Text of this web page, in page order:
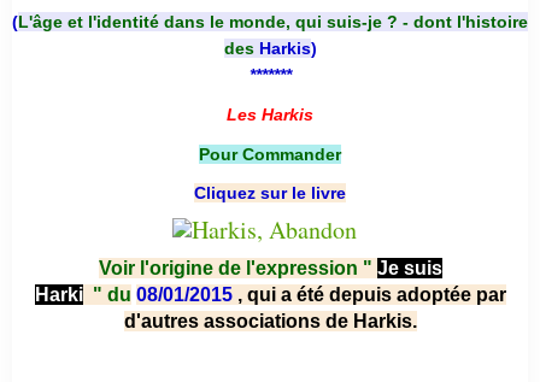
(L'âge et l'identité dans le monde, qui suis-je ? - dont l'histoire
des Harkis)
*******
Les Harkis
Pour Commander
Cliquez sur le livre
Voir l'origine de l'expression " Je suis
Harki " du 08/01/2015 , qui a été depuis adoptée par
d'autres associations de Harkis.